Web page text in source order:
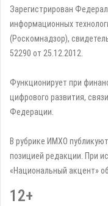
Зарегистрирован
информационных
(Роскомнадзор),
52290 от 25.12.2012.
Функционирует при
цифрового развития,
Федерации.
В рубрике ИМХО
позицией редакции. При
«Национальный акцент»
12+